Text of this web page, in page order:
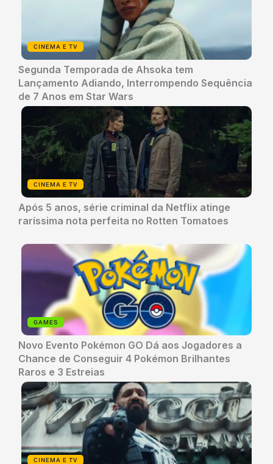
CINEMA E TV
Segunda Temporada de Ahsoka tem
Lançamento Adiando, Interrompendo Sequência
de 7 Anos em Star Wars
CINEMA E TV
Após 5 anos, série criminal da Netflix atinge
raríssima nota perfeita no Rotten Tomatoes
GAMES
Novo Evento Pokémon GO Dá aos Jogadores a
Chance de Conseguir 4 Pokémon Brilhantes
Raros e 3 Estreias
CINEMA E TV